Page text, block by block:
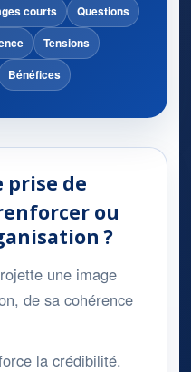
courts
Questions
Tensions
Bénéfices
prise de
ou
?
une image
de sa cohérence
la crédibilité.